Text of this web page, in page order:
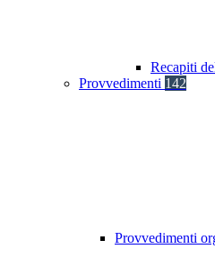
Recapiti
Provvedimenti 142
Provvedimenti